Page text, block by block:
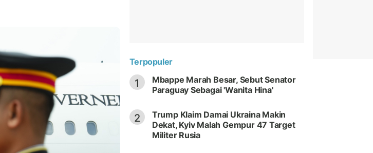
Terpopuler
1
Mbappe Marah Besar, Sebut Senator
Paraguay Sebagai 'Wanita Hina'
2
Trump Klaim Damai Ukraina Makin
Dekat, Kyiv Malah Gempur 47 Target
Militer Rusia